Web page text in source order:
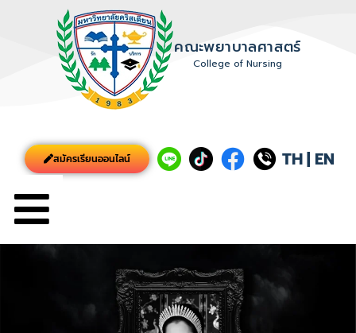
คณะพยาบาลศาสตร์
College of Nursing
สมัครเรียนออนไลน์ TH| EN